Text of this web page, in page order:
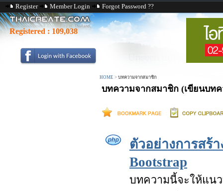
Register Member Login Forgot Password ??
Registered : 109,038
HOME > บทความจากสมาชิก
บทความจากสมาชิก (เขียนบท
ตัวอย่างการสร้
Bootstrap
บทความนี้จะให้แนว